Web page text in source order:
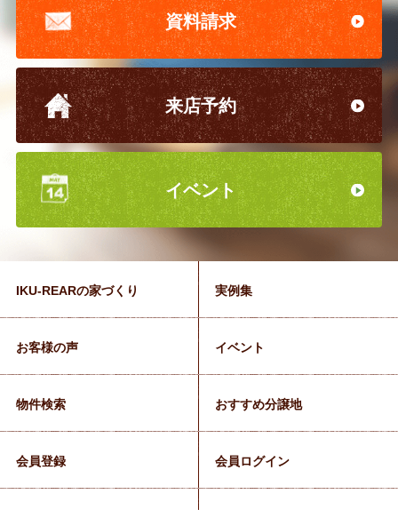
資料請求
来店予約
イベント
IKU-REARの家づくり 実例集
お客様の声 イベント
物件検索 おすすめ分譲地
会員登録 会員ログイン